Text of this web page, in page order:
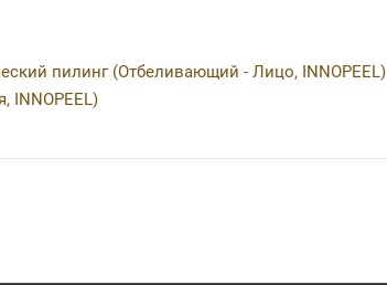
пилинг (Отбеливающий - Лицо, INNOPEEL)
INNOPEEL)